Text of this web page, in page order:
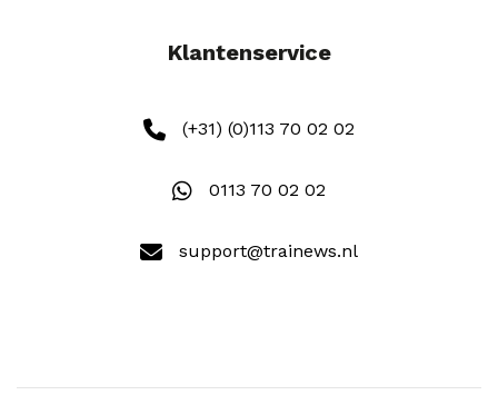
Klantenservice
(+31) (0)113 70 02 02
0113 70 02 02
support@trainews.nl